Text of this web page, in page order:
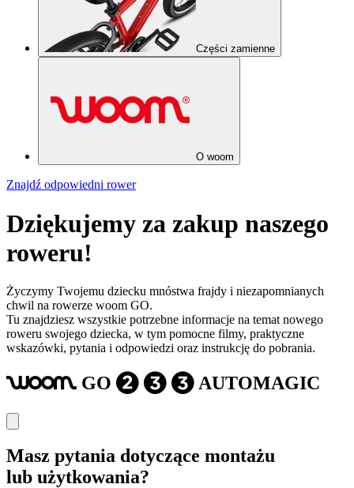
Części zamienne
O woom
Znajdź odpowiedni rower
Dziękujemy za zakup naszego
roweru!
Życzymy Twojemu dziecku mnóstwa frajdy i niezapomnianych
chwil na rowerze woom GO.
Tu znajdziesz wszystkie potrzebne informacje na temat nowego
roweru swojego dziecka, w tym pomocne filmy, praktyczne
wskazówki, pytania i odpowiedzi oraz instrukcję do pobrania.
woom GO 2 3 3 AUTOMAGIC
Masz pytania dotyczące montażu
lub użytkowania?